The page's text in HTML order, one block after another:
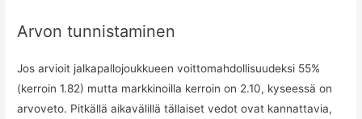
Arvon tunnistaminen
Jos arvioit jalkapallojoukkueen voittomahdollisuudeksi 55%
(kerroin 1.82) mutta markkinoilla kerroin on 2.10, kyseessä on
arvoveto. Pitkällä aikavälillä tällaiset vedot ovat kannattavia,